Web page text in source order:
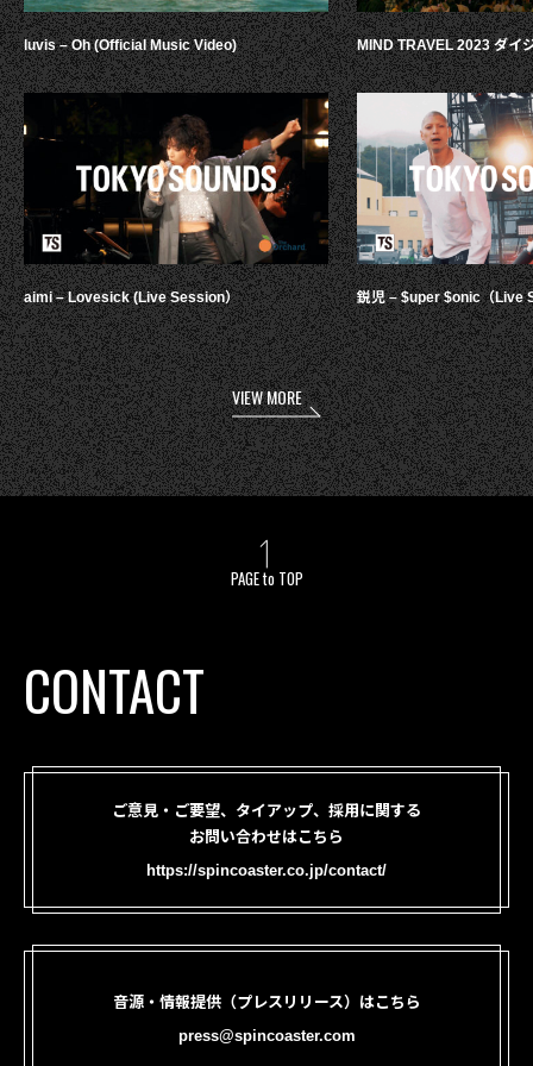
luvis – Oh (Official Music Video)
aimi – Lovesick (Live Session）
MIND TRAVEL 2023 ダイ
鋭児 – $uper $onic（Live
VIEW MORE
PAGE to TOP
CONTACT
ご意見・ご要望、タイアップ、採用に関する
お問い合わせはこちら
https://spincoaster.co.jp/contact/
音源・情報提供（プレスリリース）はこちら
press@spincoaster.com